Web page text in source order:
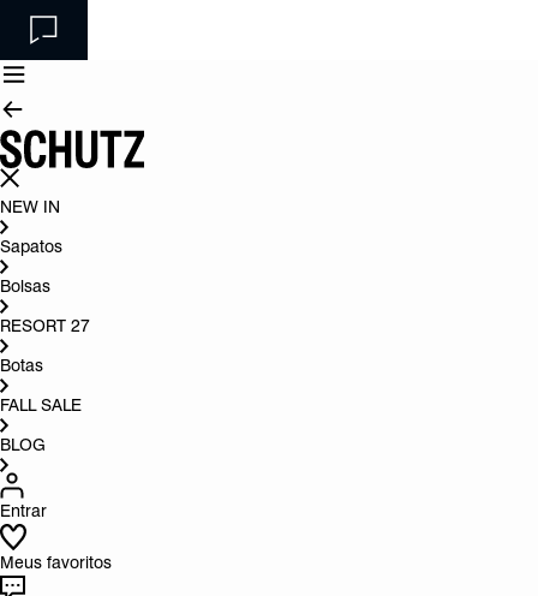
NEW IN
Sapatos
Bolsas
RESORT 27
Botas
FALL SALE
BLOG
Entrar
Meus favoritos